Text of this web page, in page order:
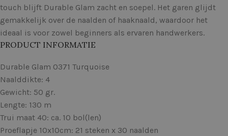
touch blijft Durable Glam zacht en soepel. Het garen glijdt
gemakkelijk over de naalden of haaknaald, waardoor het
ideaal is voor zowel beginners als ervaren handwerkers.
PRODUCT INFORMATIE
Durable Glam 0371 Turquoise
Naalddikte: 4
Gewicht: 50 gr.
Lengte: 130 m
Trui maat 40: ca. 10 bol(len)
Proeflapje 10x10cm: 21 steken x 30 naalden